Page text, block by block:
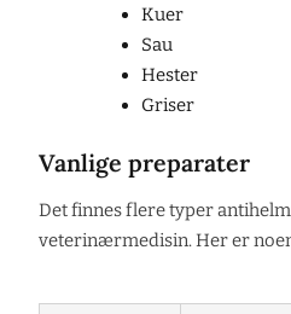
Kuer
Sau
Hester
Griser
Vanlige preparater
Det finnes flere typer
veterinærmedisin. Her er